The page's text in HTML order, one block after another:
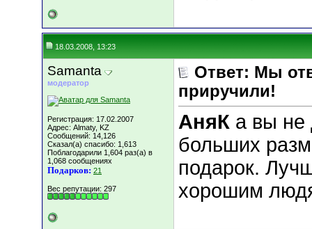
18.03.2008, 13:23
Samanta
модератор
Регистрация: 17.02.2007
Адрес: Almaty, KZ
Сообщений: 14,126
Сказал(а) спасибо: 1,613
Поблагодарили 1,604 раз(а) в
1,068 сообщениях
Подарков: 21
Вес репутации: 297
Ответ: Мы
приручили!
АняК а вы не
больших
подарок.
хорошим